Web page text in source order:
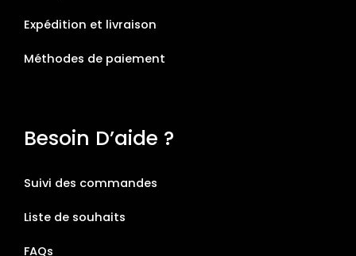
Expédition et livraison
Méthodes de paiement
Besoin D’aide ?
Suivi des commandes
Liste de souhaits
FAQs